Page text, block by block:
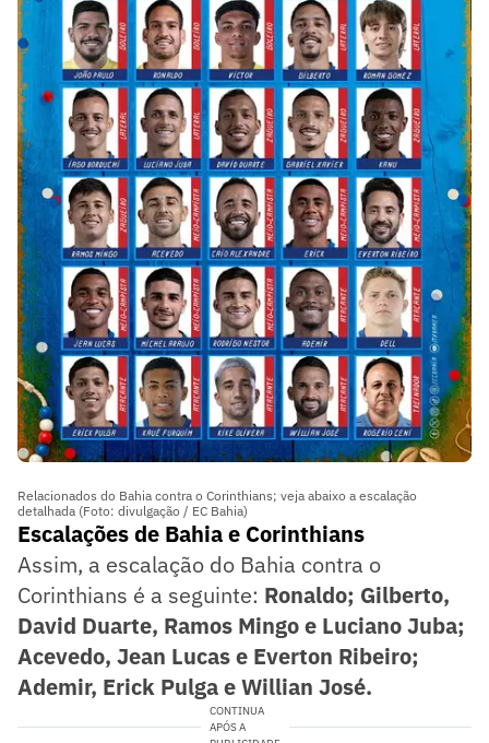
Relacionados do Bahia contra o Corinthians; veja abaixo a escalação
detalhada (Foto: divulgação / EC Bahia)
Escalações de Bahia e Corinthians
Assim, a escalação do Bahia contra o
Corinthians é a seguinte: Ronaldo; Gilberto,
David Duarte, Ramos Mingo e Luciano Juba;
Acevedo, Jean Lucas e Everton Ribeiro;
Ademir, Erick Pulga e Willian José.
CONTINUA
APÓS A